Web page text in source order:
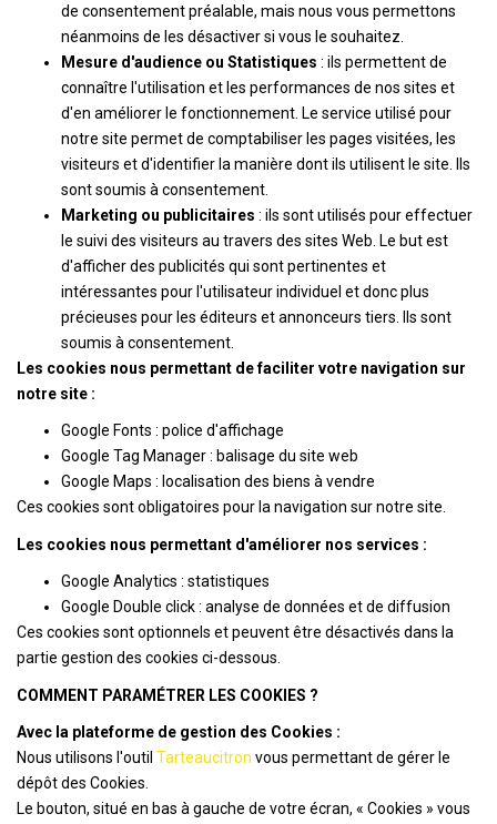
de consentement préalable, mais nous vous permettons
néanmoins de les désactiver si vous le souhaitez.
Mesure d'audience ou Statistiques : ils permettent de
connaître l'utilisation et les performances de nos sites et
d'en améliorer le fonctionnement. Le service utilisé pour
notre site permet de comptabiliser les pages visitées, les
visiteurs et d'identifier la manière dont ils utilisent le site. Ils
sont soumis à consentement.
Marketing ou publicitaires : ils sont utilisés pour effectuer
le suivi des visiteurs au travers des sites Web. Le but est
d'afficher des publicités qui sont pertinentes et
intéressantes pour l'utilisateur individuel et donc plus
précieuses pour les éditeurs et annonceurs tiers. Ils sont
soumis à consentement.
Les cookies nous permettant de faciliter votre navigation sur
notre site :
Google Fonts : police d'affichage
Google Tag Manager : balisage du site web
Google Maps : localisation des biens à vendre
Ces cookies sont obligatoires pour la navigation sur notre site.
Les cookies nous permettant d'améliorer nos services :
Google Analytics : statistiques
Google Double click : analyse de données et de diffusion
Ces cookies sont optionnels et peuvent être désactivés dans la
partie gestion des cookies ci-dessous.
COMMENT PARAMÉTRER LES COOKIES ?
Avec la plateforme de gestion des Cookies :
Nous utilisons l'outil Tarteaucitron vous permettant de gérer le
dépôt des Cookies.
Le bouton, situé en bas à gauche de votre écran, « Cookies » vous